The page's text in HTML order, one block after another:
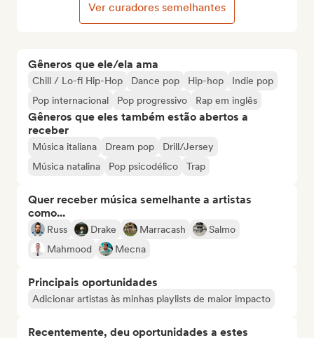
Gêneros que ele/ela ama
Chill / Lo-fi Hip-Hop Dance pop Hip-hop
Indie pop
Pop internacional
Pop progressivo Rap em inglês
Gêneros que eles também estão abertos a
receber
Música italiana Dream pop
Drill/Jersey
Música natalina
Pop psicodélico Trap
Quer receber música semelhante a artistas
como...
Russ Drake Marracash
Salmo
Mahmood
Mecna
Principais oportunidades
Adicionar artistas às minhas playlists de maior impacto
Recentemente, deu oportunidades a estes
Ver curadores semelhantes